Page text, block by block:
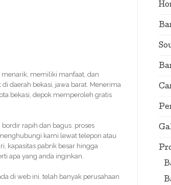
memiliki manfaat, dan
daerah bekasi, jawa barat. Menerima
bekasi, depok memperoleh gratis
rapih dan bagus. proses
kami lewat telepon atau
kapasitas pabrik besar hingga
apa yang anda inginkan.
di web ini. telah banyak perusahaan